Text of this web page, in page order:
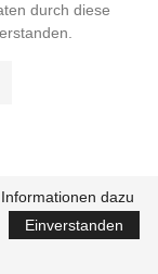
durch diese
dazu
Einverstanden